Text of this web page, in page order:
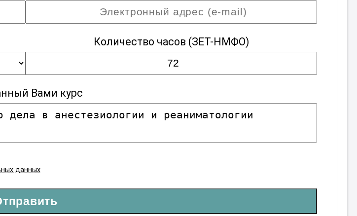
Количество часов (ЗЕТ-НМФО)
Вами курс
данных